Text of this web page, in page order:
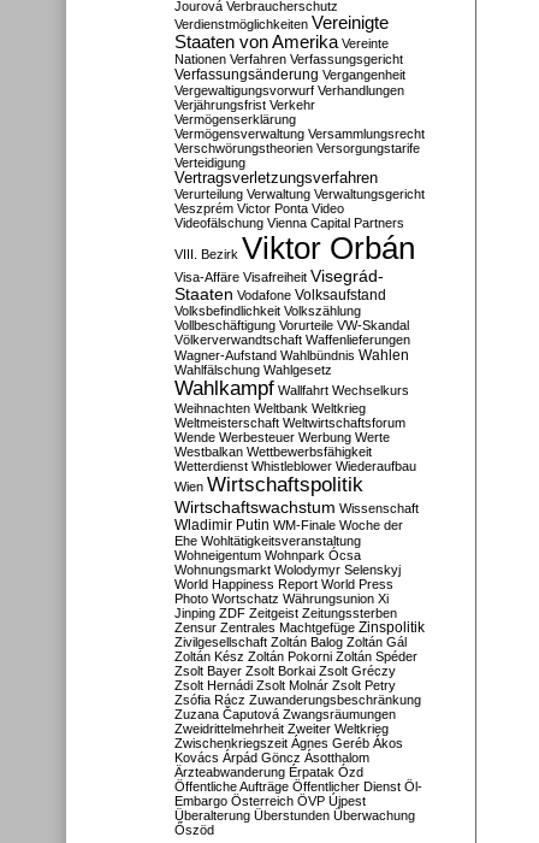
Jourová Verbraucherschutz
Verdienstmöglichkeiten Vereinigte
Staaten von Amerika Vereinte
Nationen Verfahren Verfassungsgericht
Verfassungsänderung Vergangenheit
Vergewaltigungsvorwurf Verhandlungen
Verjährungsfrist Verkehr
Vermögenserklärung
Vermögensverwaltung Versammlungsrecht
Verschwörungstheorien Versorgungstarife
Verteidigung
Vertragsverletzungsverfahren
Verurteilung Verwaltung Verwaltungsgericht
Veszprém Victor Ponta Video
Videofälschung Vienna Capital Partners
VIII. Bezirk Viktor Orbán
Visa-Affäre Visafreiheit Visegrád-
Staaten Vodafone Volksaufstand
Volksbefindlichkeit Volkszählung
Vollbeschäftigung Vorurteile VW-Skandal
Völkerverwandtschaft Waffenlieferungen
Wagner-Aufstand Wahlbündnis Wahlen
Wahlfälschung Wahlgesetz
Wahlkampf Wallfahrt Wechselkurs
Weihnachten Weltbank Weltkrieg
Weltmeisterschaft Weltwirtschaftsforum
Wende Werbesteuer Werbung Werte
Westbalkan Wettbewerbsfähigkeit
Wetterdienst Whistleblower Wiederaufbau
Wien Wirtschaftspolitik
Wirtschaftswachstum Wissenschaft
Wladimir Putin WM-Finale Woche der
Ehe Wohltätigkeitsveranstaltung
Wohneigentum Wohnpark Ócsa
Wohnungsmarkt Wolodymyr Selenskyj
World Happiness Report World Press
Photo Wortschatz Währungsunion Xi
Jinping ZDF Zeitgeist Zeitungssterben
Zensur Zentrales Machtgefüge Zinspolitik
Zivilgesellschaft Zoltán Balog Zoltán Gál
Zoltán Kész Zoltán Pokorni Zoltán Spéder
Zsolt Bayer Zsolt Borkai Zsolt Gréczy
Zsolt Hernádi Zsolt Molnár Zsolt Petry
Zsófia Rácz Zuwanderungsbeschränkung
Zuzana Čaputová Zwangsräumungen
Zweidrittelmehrheit Zweiter Weltkrieg
Zwischenkriegszeit Ágnes Geréb Ákos
Kovács Árpád Göncz Ásotthalom
Ärzteabwanderung Érpatak Ózd
Öffentliche Aufträge Öffentlicher Dienst Öl-
Embargo Österreich ÖVP Újpest
Überalterung Überstunden Überwachung
Őszöd